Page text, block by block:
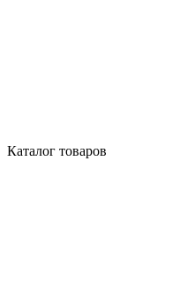
Каталог товаров